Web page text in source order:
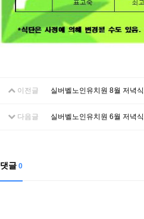
이전글 실버벨노인유치원 8월 저녁
다음글 실버벨노인유치원 6월 저녁
댓글 0